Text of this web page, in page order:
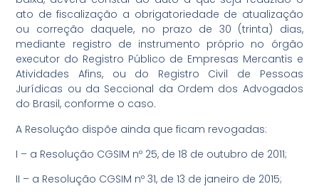
ato de fiscalização a obrigatoriedade de atualização
ou correção daquele, no prazo de 30 (trinta) dias,
mediante registro de instrumento próprio no órgão
executor do Registro Público de Empresas Mercantis e
Atividades Afins, ou do Registro Civil de Pessoas
Jurídicas ou da Seccional da Ordem dos Advogados
do Brasil, conforme o caso.
A Resolução dispõe ainda que ficam revogadas:
I – a Resolução CGSIM nº 25, de 18 de outubro de 2011;
II – a Resolução CGSIM nº 31, de 13 de janeiro de 2015;